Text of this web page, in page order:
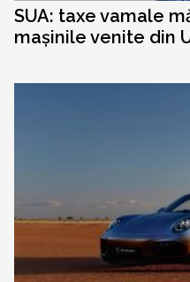
SUA: taxe vamale
mașinile venite din